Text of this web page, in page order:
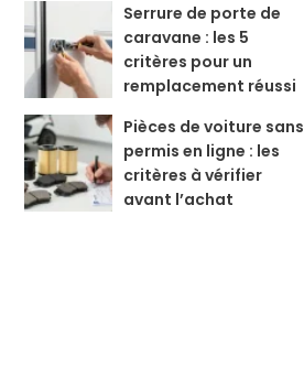
Serrure de porte de
caravane : les 5
critères pour un
remplacement réussi
Pièces de voiture sans
permis en ligne : les
critères à vérifier
avant l’achat